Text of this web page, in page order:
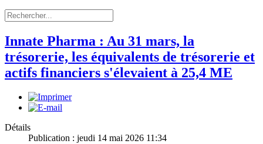
Innate Pharma : Au 31 mars, la
trésorerie, les équivalents de trésorerie et
actifs financiers s'élevaient à 25,4 ME
Détails
Publication : jeudi 14 mai 2026 11:34